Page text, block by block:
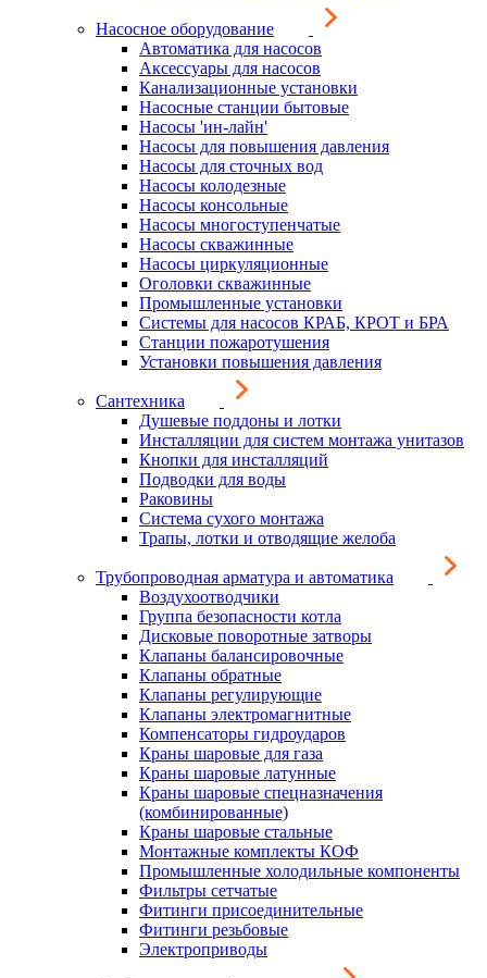
Насосное оборудование
Автоматика для насосов
Аксессуары для насосов
Канализационные установки
Насосные станции бытовые
Насосы 'ин-лайн'
Насосы для повышения давления
Насосы для сточных вод
Насосы колодезные
Насосы консольные
Насосы многоступенчатые
Насосы скважинные
Насосы циркуляционные
Оголовки скважинные
Промышленные установки
Системы для насосов КРАБ, КРОТ и БРА
Станции пожаротушения
Установки повышения давления
Сантехника
Душевые поддоны и лотки
Инсталляции для систем монтажа унитазов
Кнопки для инсталляций
Подводки для воды
Раковины
Система сухого монтажа
Трапы, лотки и отводящие желоба
Трубопроводная арматура и автоматика
Воздухоотводчики
Группа безопасности котла
Дисковые поворотные затворы
Клапаны балансировочные
Клапаны обратные
Клапаны регулирующие
Клапаны электромагнитные
Компенсаторы гидроударов
Краны шаровые для газа
Краны шаровые латунные
Краны шаровые спецназначения
(комбинированные)
Краны шаровые стальные
Монтажные комплекты КОФ
Промышленные холодильные компоненты
Фильтры сетчатые
Фитинги присоединительные
Фитинги резьбовые
Электроприводы